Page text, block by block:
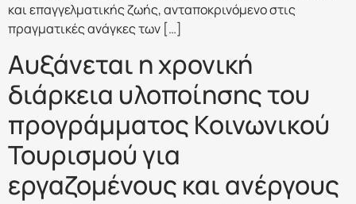
και επαγγελματικής ζωής, ανταποκρινόμενο στις
πραγματικές ανάγκες των […]
Αυξάνεται η χρονική
διάρκεια υλοποίησης του
προγράμματος Κοινωνικού
Τουρισμού για
εργαζομένους και ανέργους